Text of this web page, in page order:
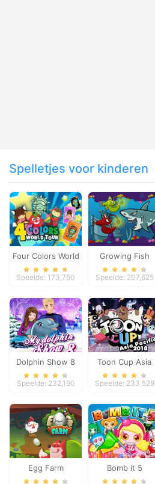
Spelletjes voor kinderen
Four Colors World
Tour
Speelde: 173,750
Growing Fish
Speelde: 207,625
Dolphin Show 8
Speelde: 232,190
Toon Cup Asia
Pacific 2018
Speelde: 233,529
Egg Farm Bomb it 5